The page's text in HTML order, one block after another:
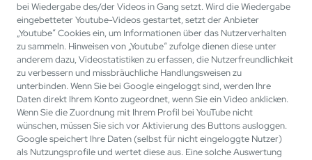
bei Wiedergabe des/der Videos in Gang setzt. Wird die Wiedergabe
eingebetteter Youtube-Videos gestartet, setzt der Anbieter
„Youtube“ Cookies ein, um Informationen über das Nutzerverhalten
zu sammeln. Hinweisen von „Youtube“ zufolge dienen diese unter
anderem dazu, Videostatistiken zu erfassen, die Nutzerfreundlichkeit
zu verbessern und missbräuchliche Handlungsweisen zu
unterbinden. Wenn Sie bei Google eingeloggt sind, werden Ihre
Daten direkt Ihrem Konto zugeordnet, wenn Sie ein Video anklicken.
Wenn Sie die Zuordnung mit Ihrem Profil bei YouTube nicht
wünschen, müssen Sie sich vor Aktivierung des Buttons ausloggen.
Google speichert Ihre Daten (selbst für nicht eingeloggte Nutzer)
als Nutzungsprofile und wertet diese aus. Eine solche Auswertung